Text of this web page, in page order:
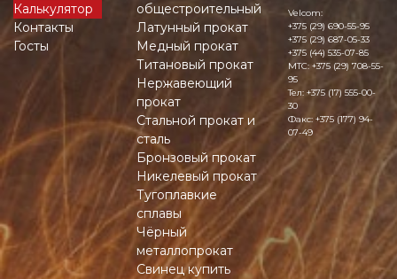
Калькулятор
Контакты
Госты
общестроительный
Латунный прокат
Медный прокат
Титановый прокат
Нержавеющий
прокат
Стальной прокат и
сталь
Бронзовый прокат
Никелевый прокат
Тугоплавкие
сплавы
Чёрный
металлопрокат
Свинец купить
Velcom:
+375 (29) 690-55-95
+375 (29) 687-05-33
+375 (44) 535-07-85
MTC:+375 (29) 708-55-
95
Тел: +375 (17) 555-00-
30
Факс: +375 (177) 94-
07-49